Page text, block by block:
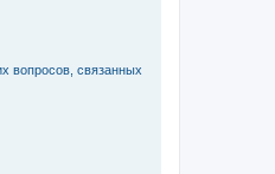
вопросов, связанных